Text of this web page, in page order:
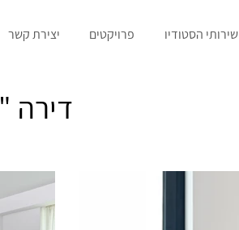
שירותי הסטודיו פרויקטים יצירת קשר
דירה "Blue" תל אביב